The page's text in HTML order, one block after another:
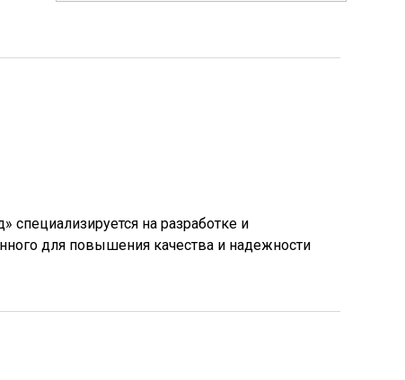
на разработке и
для повышения качества и надежности